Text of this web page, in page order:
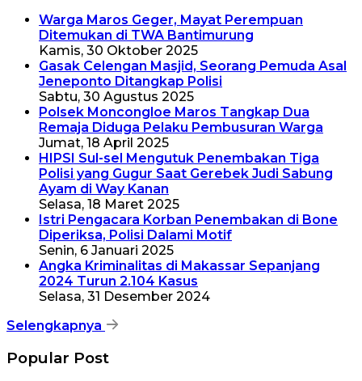
Warga Maros Geger, Mayat Perempuan
Ditemukan di TWA Bantimurung
Kamis, 30 Oktober 2025
Gasak Celengan Masjid, Seorang Pemuda Asal
Jeneponto Ditangkap Polisi
Sabtu, 30 Agustus 2025
Polsek Moncongloe Maros Tangkap Dua
Remaja Diduga Pelaku Pembusuran Warga
Jumat, 18 April 2025
HIPSI Sul-sel Mengutuk Penembakan Tiga
Polisi yang Gugur Saat Gerebek Judi Sabung
Ayam di Way Kanan
Selasa, 18 Maret 2025
Istri Pengacara Korban Penembakan di Bone
Diperiksa, Polisi Dalami Motif
Senin, 6 Januari 2025
Angka Kriminalitas di Makassar Sepanjang
2024 Turun 2.104 Kasus
Selasa, 31 Desember 2024
Selengkapnya
Popular Post